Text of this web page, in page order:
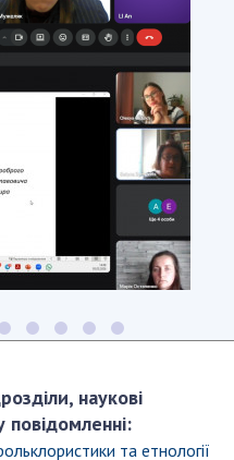
наукові
повідомленні:
та етнології